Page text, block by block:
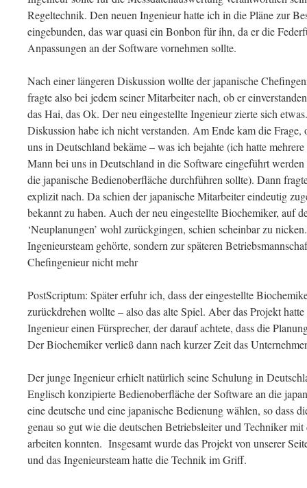
Regeltechnik. Den neuen Ingenieur hatte ich in die Pläne zur
eingebunden, das war quasi ein Bonbon für ihn, da er die
Anpassungen an der Software vornehmen sollte.
Nach einer längeren Diskussion wollte der japanische
fragte also bei jedem seiner Mitarbeiter nach, ob er
das Hai, das Ok. Der neu eingestellte Ingenieur zierte sich
Diskussion habe ich nicht verstanden. Am Ende kam die
uns in Deutschland bekäme – was ich bejahte (ich hatte
Mann bei uns in Deutschland in die Software eingeführt
die japanische Bedienoberfläche durchführen sollte). Dann
explizit nach. Da schien der japanische Mitarbeiter eindeutig
bekannt zu haben. Auch der neu eingestellte Biochemiker, auf
‘Neuplanungen’ wohl zurückgingen, schien scheinbar zu
Ingenieursteam gehörte, sondern zur späteren
Chefingenieur nicht mehr
PostScriptum: Später erfuhr ich, dass der eingestellte
zurückdrehen wollte – also das alte Spiel. Aber das Projekt
Ingenieur einen Fürsprecher, der darauf achtete, dass die
Der Biochemiker verließ dann nach kurzer Zeit das
Der junge Ingenieur erhielt natürlich seine Schulung in
Englisch konzipierte Bedienoberfläche der Software an die
eine deutsche und eine japanische Bedienung wählen, so dass
genau so gut wie die deutschen Betriebsleiter und Techniker
arbeiten konnten. Insgesamt wurde das Projekt von unserer
und das Ingenieursteam hatte die Technik im Griff.